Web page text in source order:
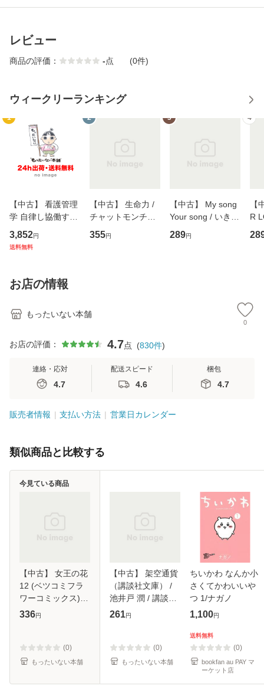
レビュー
商品の評価： -点 (0件)
ウィークリーランキング
1
【中古】 看護管理
学 自律し協働する
専門職の看護マネ
ジメントスキル 改
恵 藤本幸三 / 南江
堂 [単行
3,852円
送料無料
2
【中古】 生命力 /
チャットモンチー /
キューンレコード
[CD]【メール便送
355円
3
【中古】 My song
Your song / いきも
のがかり / [CD]
【メール便送料無
289円
4
【
R
産
お店の情報
もったいない本舗
0
お店の評価： 4.7点 (830件)
連絡・応対
4.7
配送スピード
4.6
梱包
4.7
販売者情報 支払い方法 営業日カレンダー
類似商品と比較する
【中古】 女王の花
12 (ベツコミフラ
ワーコミックス) /
和泉かねよし / 小
料】
336円
(0)
もったいない本舗
今見ている商品
【中古】 架空通貨
（講談社文庫） /
池井戸 潤 / 講談社
[文庫]【メール便送
261円
(0)
もったいない本舗
ちいかわ なんか小
さくてかわいいや
つ 1/ナガノ
1,100円
送料無料
(0)
bookfan au PAY マ
ーケット店